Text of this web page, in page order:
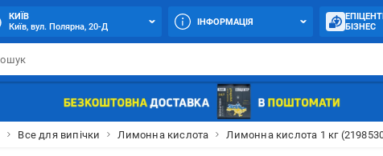
КИЇВ
Київ, вул. Полярна, 20-Д
ІНФОРМАЦІЯ
БІЗНЕС
Все для випічки Лимонна кислота Лимонна кислота 1 кг